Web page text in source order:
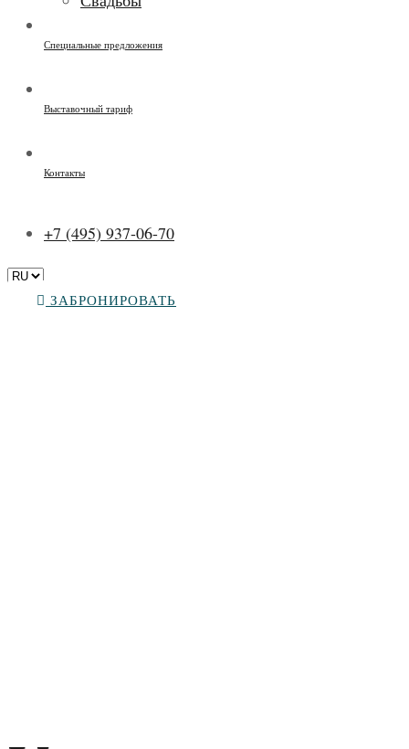
Специальные предложения
Выставочный тариф
Контакты
+7 (495) 937-06-70
ЗАБРОНИРОВАТЬ